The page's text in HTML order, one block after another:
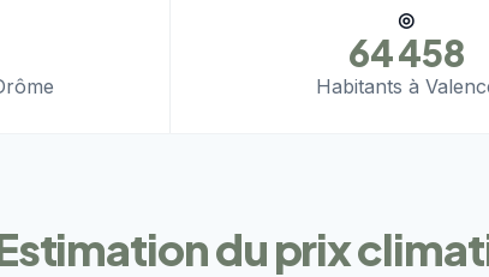
◎
64 458
Habitants à
du prix